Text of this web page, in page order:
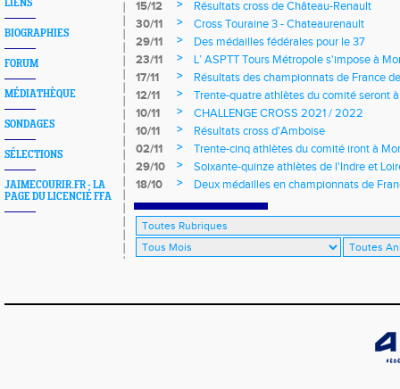
LIENS
BIOGRAPHIES
FORUM
MÉDIATHÈQUE
SONDAGES
SÉLECTIONS
JAIMECOURIR.FR - LA
PAGE DU LICENCIÉ FFA
15/12
>
Résultats cross de Château-Renault
30/11
>
Cross Touraine 3 - Chateaurenault
29/11
>
Des médailles fédérales pour le 37
23/11
>
L’ ASPTT Tours Métropole s'impose à
17/11
>
Résultats des championnats de France
12/11
>
Trente-quatre athlètes du comité seront
10/11
>
CHALLENGE CROSS 2021 / 2022
10/11
>
Résultats cross d'Amboise
02/11
>
Trente-cinq athlètes du comité iront à
29/10
>
Soixante-quinze athlètes de l'Indre et
régionaux de cross-country 2021
18/10 > Deux médailles en championnats de